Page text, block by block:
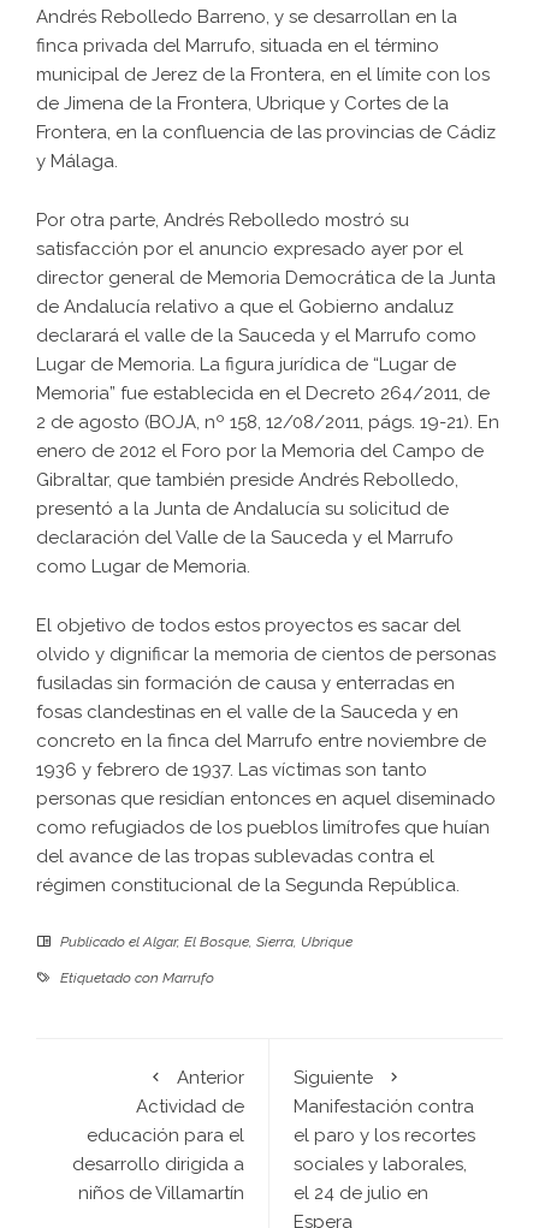
Andrés Rebolledo Barreno, y se desarrollan en la
finca privada del Marrufo, situada en el término
municipal de Jerez de la Frontera, en el límite con los
de Jimena de la Frontera, Ubrique y Cortes de la
Frontera, en la confluencia de las provincias de Cádiz
y Málaga.
Por otra parte, Andrés Rebolledo mostró su
satisfacción por el anuncio expresado ayer por el
director general de Memoria Democrática de la Junta
de Andalucía relativo a que el Gobierno andaluz
declarará el valle de la Sauceda y el Marrufo como
Lugar de Memoria. La figura jurídica de “Lugar de
Memoria” fue establecida en el Decreto 264/2011, de
2 de agosto (BOJA, nº 158, 12/08/2011, págs. 19-21). En
enero de 2012 el Foro por la Memoria del Campo de
Gibraltar, que también preside Andrés Rebolledo,
presentó a la Junta de Andalucía su solicitud de
declaración del Valle de la Sauceda y el Marrufo
como Lugar de Memoria.
El objetivo de todos estos proyectos es sacar del
olvido y dignificar la memoria de cientos de personas
fusiladas sin formación de causa y enterradas en
fosas clandestinas en el valle de la Sauceda y en
concreto en la finca del Marrufo entre noviembre de
1936 y febrero de 1937. Las víctimas son tanto
personas que residían entonces en aquel diseminado
como refugiados de los pueblos limítrofes que huían
del avance de las tropas sublevadas contra el
régimen constitucional de la Segunda República.
Publicado elAlgar, El Bosque, Sierra, Ubrique
Etiquetado con Marrufo
Anterior
Actividad de
educación para el
desarrollo dirigida a
niños de Villamartín
Siguiente
Manifestación contra
el paro y los recortes
sociales y laborales,
el 24 de julio en
Espera